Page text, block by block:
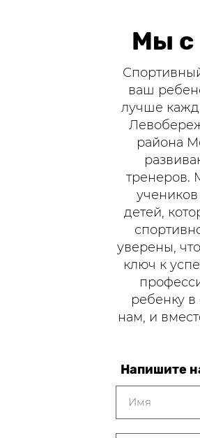
Мы с
ваш
лучше
района
тренеров.
детей,
уверены,
ключ к
ребенку
нам, и
Напишите